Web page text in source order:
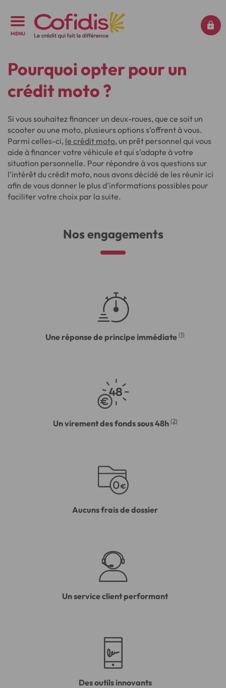
MENU
Pourquoi opter pour un
crédit moto ?
Si vous souhaitez financer un deux-roues, que ce soit un
scooter ou une moto, plusieurs options s’offrent à vous.
Parmi celles-ci, le crédit moto, un prêt personnel qui vous
aide à financer votre véhicule et qui s’adapte à votre
situation personnelle. Pour répondre à vos questions sur
l’intérêt du crédit moto, nous avons décidé de les réunir ici
afin de vous donner le plus d’informations possibles pour
faciliter votre choix par la suite.
Nos engagements
Une réponse de principe immédiate (1)
Un virement des fonds sous 48h (2)
Aucuns frais de dossier
Un service client performant
Des outils innovants